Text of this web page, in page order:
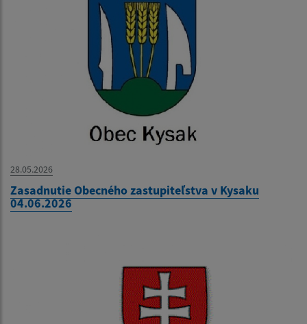
28.05.2026
Zasadnutie Obecného zastupiteľstva v Kysaku
04.06.2026